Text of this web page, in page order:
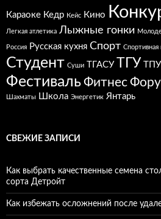
Караоке Кедр Кейс Кино
Легкая атлетика Лыжные гонки
Россия Русская кухня Спорт Спортивная
Студент Суши ТГАСУ ТГУ ТПУ
ФестивальФитнес
Шахматы Школа Энергетик Янтарь
СВЕЖИЕ ЗАПИСИ
Как выбрать качественные семена
сорта Детройт
Как избежать осложнений после